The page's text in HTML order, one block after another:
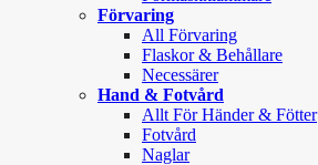
Förvaring
All Förvaring
Flaskor & Behållare
Necessärer
Hand & Fotvård
Allt För Händer & Fötter
Fotvård
Naglar